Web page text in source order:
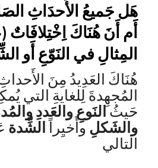
هَل جَميعُ الأَحدَاثِ
أَم أَنَ هُنَاكَ
المِثالِ في النَوّعِ أَو
هُنَاكَ العَدِيدُ مِنَ
المُجهِدةَ لِلغايةِ التي
حَيثُالنَوعِ والعَددِ
والشَكلِ وأَخيِراً الشِّدة
التالي